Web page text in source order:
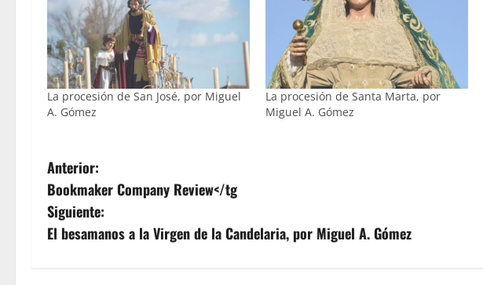
La procesión de San José, por Miguel
A. Gómez
La procesión de Santa Marta, por
Miguel A. Gómez
N
a
v
Anterior:
Bookmaker Company Review</tg
Siguiente:
El besamanos a la Virgen de la Candelaria, por Miguel A. Gómez